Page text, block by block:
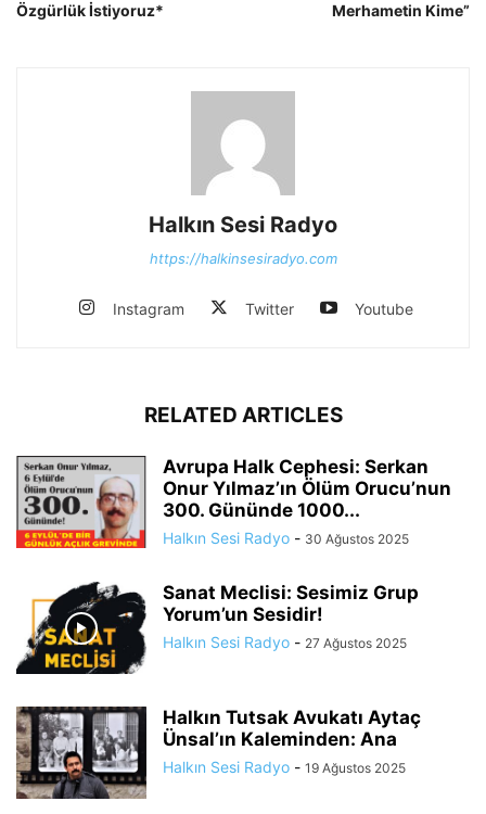
Özgürlük İstiyoruz*
Merhametin Kime”
Halkın Sesi Radyo
https://halkinsesiradyo.com
Instagram Twitter Youtube
RELATED ARTICLES
Avrupa Halk Cephesi: Serkan
Onur Yılmaz’ın Ölüm Orucu’nun
300. Gününde 1000...
Halkın Sesi Radyo - 30 Ağustos 2025
Sanat Meclisi: Sesimiz Grup
Yorum’un Sesidir!
Halkın Sesi Radyo - 27 Ağustos 2025
Halkın Tutsak Avukatı Aytaç
Ünsal’ın Kaleminden: Ana
Halkın Sesi Radyo - 19 Ağustos 2025